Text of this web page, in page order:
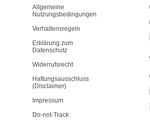
Allgemeine
Nutzungsbedingungen
Verhaltensregeln
Erklärung zum
Datenschutz
Widerrufsrecht
Haftungsausschluss
(Disclaimer)
Impressum
Do-not-Track